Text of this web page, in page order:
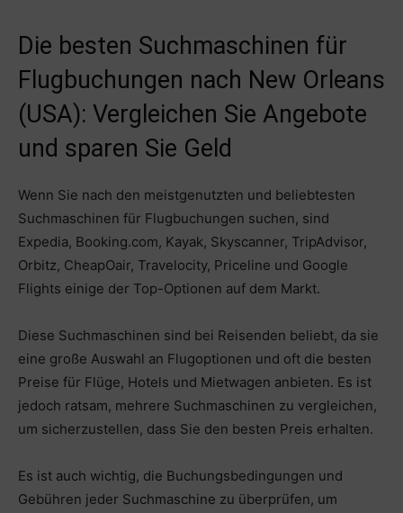
Die besten Suchmaschinen für
Flugbuchungen nach New Orleans
(USA): Vergleichen Sie Angebote
und sparen Sie Geld
Wenn Sie nach den meistgenutzten und beliebtesten
Suchmaschinen für Flugbuchungen suchen, sind
Expedia, Booking.com, Kayak, Skyscanner, TripAdvisor,
Orbitz, CheapOair, Travelocity, Priceline und Google
Flights einige der Top-Optionen auf dem Markt.
Diese Suchmaschinen sind bei Reisenden beliebt, da sie
eine große Auswahl an Flugoptionen und oft die besten
Preise für Flüge, Hotels und Mietwagen anbieten. Es ist
jedoch ratsam, mehrere Suchmaschinen zu vergleichen,
um sicherzustellen, dass Sie den besten Preis erhalten.
Es ist auch wichtig, die Buchungsbedingungen und
Gebühren jeder Suchmaschine zu überprüfen, um